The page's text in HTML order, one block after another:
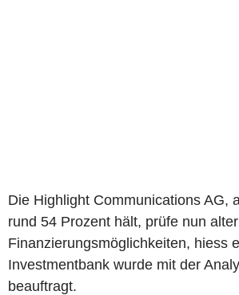
Die Highlight Communications AG,
rund 54 Prozent hält, prüfe nun
Finanzierungsmöglichkeiten, hiess
Investmentbank wurde mit der
beauftragt.